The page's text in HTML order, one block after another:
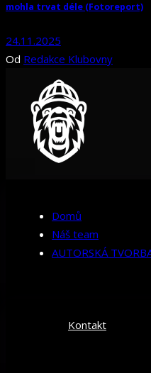
mohla trvat déle (Fotoreport)
24.11.2025
Od Redakce Klubovny
Domů
Náš team
AUTORSKÁ
Kontakt